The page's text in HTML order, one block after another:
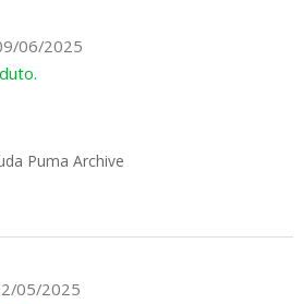
06/2025
Puma Archive
05/2025